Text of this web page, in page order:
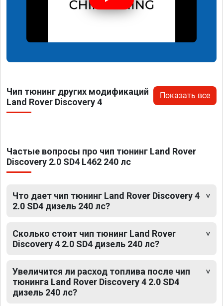
Чип тюнинг других модификаций
Land Rover Discovery 4
Показать все
Частые вопросы про чип тюнинг Land Rover
Discovery 2.0 SD4 L462 240 лс
Что дает чип тюнинг Land Rover Discovery 4
2.0 SD4 дизель 240 лс?
Сколько стоит чип тюнинг Land Rover
Discovery 4 2.0 SD4 дизель 240 лс?
Увеличится ли расход топлива после чип
тюнинга Land Rover Discovery 4 2.0 SD4
дизель 240 лс?